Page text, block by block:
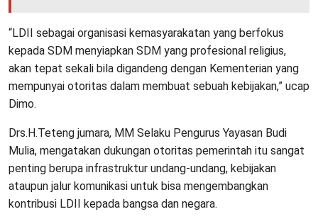
“LDII sebagai organisasi kemasyarakatan yang berfokus
kepada SDM menyiapkan SDM yang profesional religius,
akan tepat sekali bila digandeng dengan Kementerian yang
mempunyai otoritas dalam membuat sebuah kebijakan,” ucap
Dimo.
Drs.H.Teteng jumara, MM Selaku Pengurus Yayasan Budi
Mulia, mengatakan dukungan otoritas pemerintah itu sangat
penting berupa infrastruktur undang-undang, kebijakan
ataupun jalur komunikasi untuk bisa mengembangkan
kontribusi LDII kepada bangsa dan negara.